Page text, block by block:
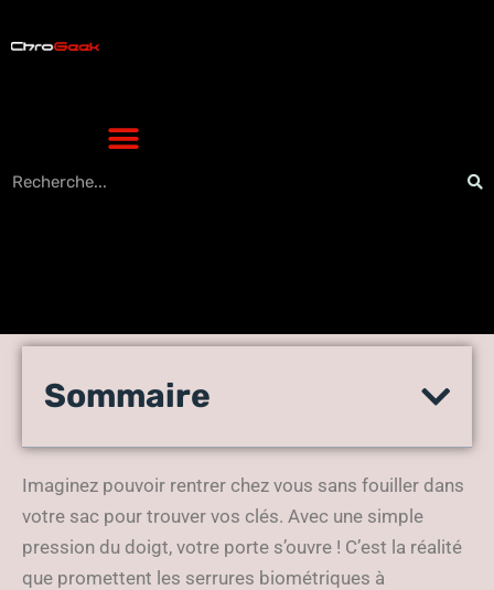
La magie des empreintes
maison en beauté
Sommaire
Imaginez pouvoir rentrer chez vous sans fouiller dans
votre sac pour trouver vos clés. Avec une simple
pression du doigt, votre porte s’ouvre ! C’est la réalité
que promettent les serrures biométriques à